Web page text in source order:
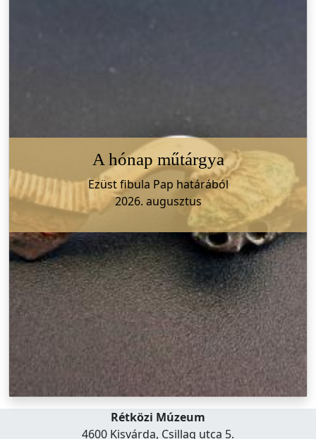
A hónap műtárgya
Ezüst fibula Pap határából
2026. augusztus
Rétközi Múzeum
4600 Kisvárda, Csillag utca 5.